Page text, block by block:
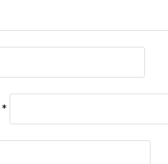
*